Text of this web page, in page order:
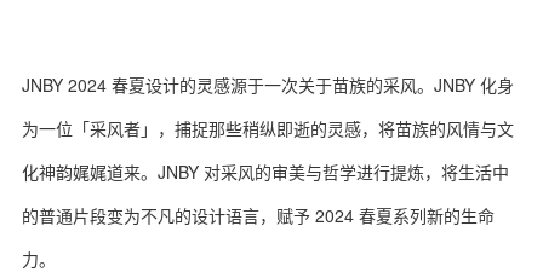
JNBY 2024 春夏设计的灵感源于一次关于苗族的采风。JNBY 化身
为一位「采风者」，捕捉那些稍纵即逝的灵感，将苗族的风情与文
化神韵娓娓道来。JNBY 对采风的审美与哲学进行提炼，将生活中
的普通片段变为不凡的设计语言，赋予 2024 春夏系列新的生命
力。